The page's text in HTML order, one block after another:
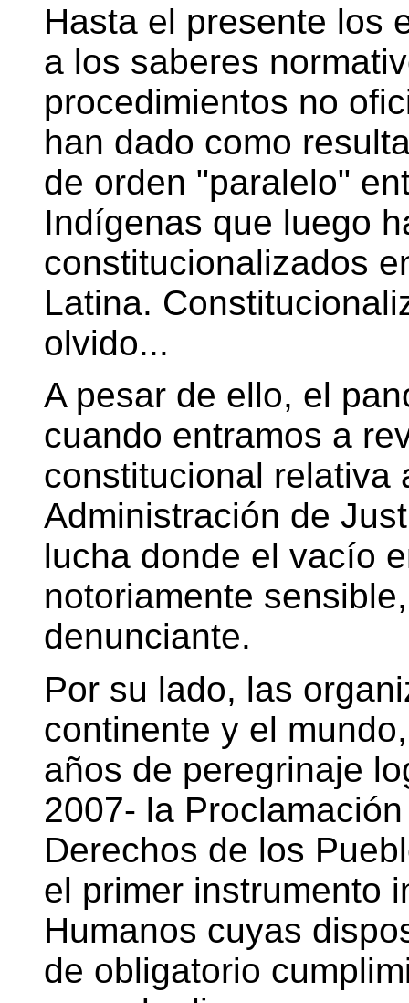
Hasta el presente los
a los saberes
procedimientos no
han dado como
de orden "paralelo"
Indígenas que luego
constitucionalizados
Latina.
olvido...
A pesar de ello, el
cuando entramos a
constitucional relativa
Administración de
lucha donde el vacío
notoriamente
denunciante.
Por su lado, las
continente y el
años de peregrinaje
2007- la
Derechos de los
el primer instrumento
Humanos cuyas
de obligatorio